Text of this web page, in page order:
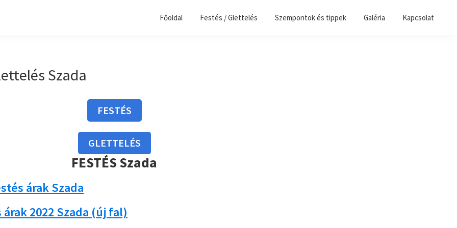
Főoldal Festés / Glettelés Szempontok és tippek Galéria Kapcsolat
Szada
FESTÉS
GLETTELÉS
FESTÉS Szada
árak Szada
2022 Szada (új fal)